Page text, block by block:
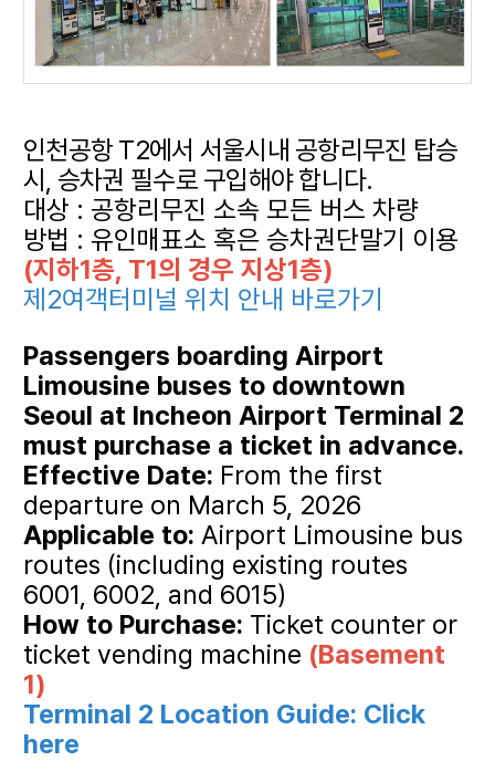
인천공항 T2에서 서울시내 공항리무진 탑승
시, 승차권 필수로 구입해야 합니다.
대상 : 공항리무진 소속 모든 버스 차량
방법 : 유인매표소 혹은 승차권단말기 이용
(지하1층, T1의 경우 지상1층)
제2여객터미널 위치 안내 바로가기
Passengers boarding Airport
Limousine buses to downtown
Seoul at Incheon Airport Terminal 2
must purchase a ticket in advance.
Effective Date: From the first
departure on March 5, 2026
Applicable to: Airport Limousine bus
routes (including existing routes
6001, 6002, and 6015)
How to Purchase: Ticket counter or
ticket vending machine (Basement
1)
Terminal 2 Location Guide: Click
here